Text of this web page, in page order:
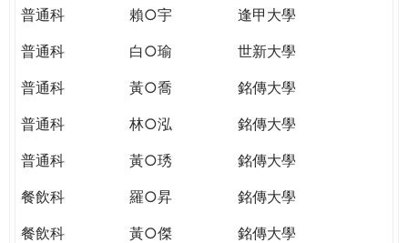
普通科
賴○宇
逢甲大學
普通科
白○瑜
世新大學
普通科
黃○喬
銘傳大學
普通科
林○泓
銘傳大學
普通科
黃○琇
銘傳大學
餐飲科
羅○昇
銘傳大學
餐飲科
黃○傑
銘傳大學